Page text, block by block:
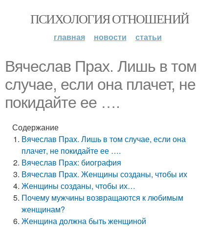
ПСИХОЛОГИЯ ОТНОШЕНИЙ
главная новости статьи
Вячеслав Прах. Лишь в том
случае, если она плачет, не
покидайте ее ….
Содержание
Вячеслав Прах. Лишь в том случае, если она
плачет, не покидайте ее ….
Вячеслав Прах: биография
Вячеслав Прах. Женщины созданы, чтобы их
Женщины созданы, чтобы их…
Почему мужчины возвращаются к любимым
женщинам?
Женщина должна быть женщиной